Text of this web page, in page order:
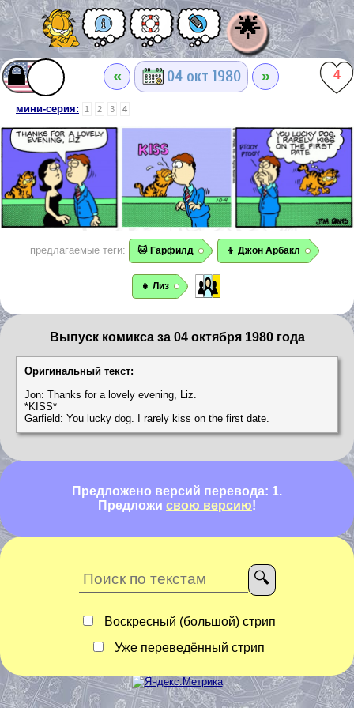
🌟
« 04 окт 1980 » 4
мини-серия: 1 2 3 4
предлагаемые теги: 🐱 Гарфилд 👦 Джон Арбакл
👧 Лиз
Выпуск комикса за 04 октября 1980 года
Оригинальный текст:
Jon: Thanks for a lovely evening, Liz.
*KISS*
Garfield: You lucky dog. I rarely kiss on the first date.
Предложено версий перевода: 1.
Предложи свою версию!
Воскресный (большой) стрип
Уже переведённый стрип